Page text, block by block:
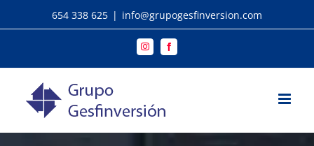
al
654 338 625 | info@grupogesfinversion.com
InstagramFacebook